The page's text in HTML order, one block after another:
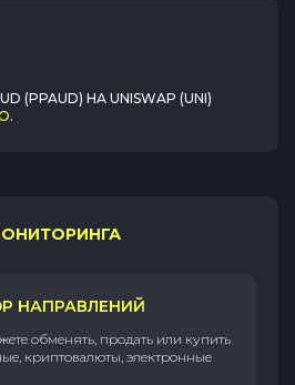
(PPAUD) НА UNISWAP (UNI)
.
НАПРАВЛЕНИЙ
обменять, продать или купить
криптовалюты, электронные